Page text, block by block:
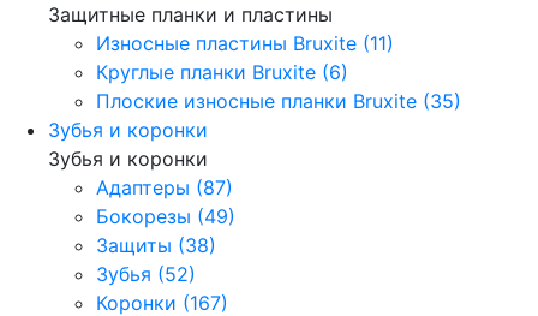
Защитные планки и пластины
Износные пластины Bruxite (11)
Круглые планки Bruxite (6)
Плоские износные планки Bruxite (35)
Зубья и коронки
Зубья и коронки
Адаптеры (87)
Бокорезы (49)
Защиты (38)
Зубья (52)
Коронки (167)